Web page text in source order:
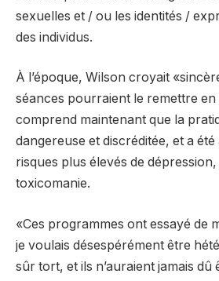
sexuelles et / ou les identités /
des individus.
À l’époque, Wilson croyait
séances pourraient le remettre en
comprend maintenant que la
dangereuse et discréditée, et a été
risques plus élevés de dépression,
toxicomanie.
«Ces programmes ont essayé de
je voulais désespérément être
sûr tort, et ils n’auraient jamais dû